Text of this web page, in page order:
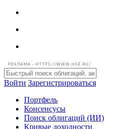
РЕКЛАМА • HTTPS://WWW.HSE.RU/
Войти Зарегистрироваться